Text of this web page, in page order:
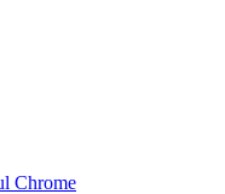
Chrome